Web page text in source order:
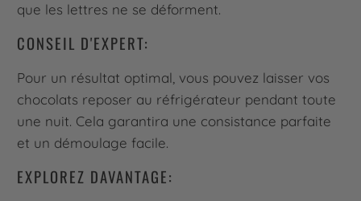
que les lettres ne se déforment.
CONSEIL D'EXPERT:
Pour un résultat optimal, vous pouvez laisser vos
chocolats reposer au réfrigérateur pendant toute
une nuit. Cela garantira une consistance parfaite
et un démoulage facile.
EXPLOREZ DAVANTAGE: